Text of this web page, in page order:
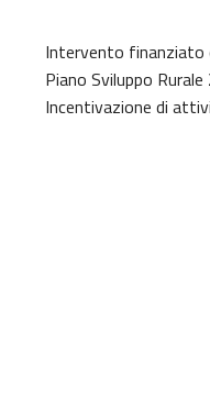
Intervento finanziato
Piano Sviluppo
Incentivazione di